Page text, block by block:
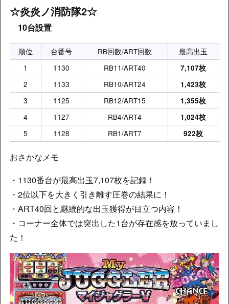
☆炎炎ノ消防隊2☆
10台設置
順位 台番号 RB回数/ART回数
最高出玉
1
1130 RB11/ART40 7,107枚
2 1133 RB10/ART24 1,423枚
3 1125 RB12/ART15 1,355枚
4 1127 RB4/ART4 1,024枚
5 1128 RB1/ART7 922枚
おさかなメモ
・1130番台が最高出玉7,107枚を記録！
・2位以下を大きく引き離す圧巻の結果に！
・ART40回と継続的な出玉獲得が目立つ内容！
・コーナー全体では突出した1台が存在感を放っていまし
た！